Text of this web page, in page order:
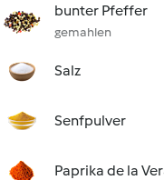
bunter Pfeffer
gemahlen
Salz
Senfpulver
Paprika de la